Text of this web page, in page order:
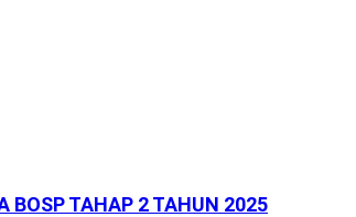
BOSP TAHAP 2 TAHUN 2025